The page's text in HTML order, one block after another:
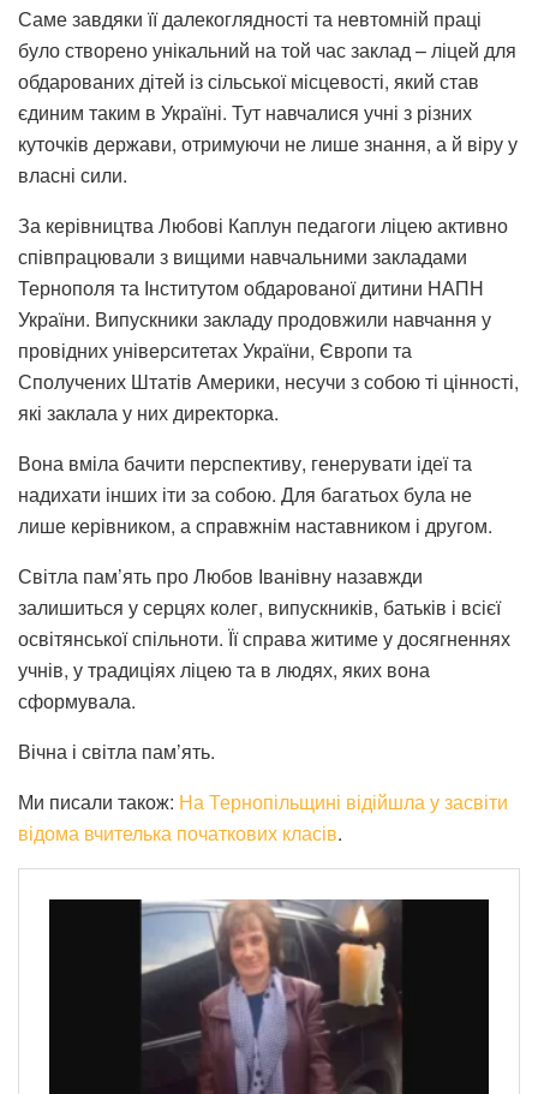
Саме завдяки її далекоглядності та невтомній праці
було створено унікальний на той час заклад – ліцей для
обдарованих дітей із сільської місцевості, який став
єдиним таким в Україні. Тут навчалися учні з різних
куточків держави, отримуючи не лише знання, а й віру у
власні сили.
За керівництва Любові Каплун педагоги ліцею активно
співпрацювали з вищими навчальними закладами
Тернополя та Інститутом обдарованої дитини НАПН
України. Випускники закладу продовжили навчання у
провідних університетах України, Європи та
Сполучених Штатів Америки, несучи з собою ті цінності,
які заклала у них директорка.
Вона вміла бачити перспективу, генерувати ідеї та
надихати інших іти за собою. Для багатьох була не
лише керівником, а справжнім наставником і другом.
Світла пам’ять про Любов Іванівну назавжди
залишиться у серцях колег, випускників, батьків і всієї
освітянської спільноти. Її справа житиме у досягненнях
учнів, у традиціях ліцею та в людях, яких вона
сформувала.
Вічна і світла пам’ять.
Ми писали також: На Тернопільщині відійшла у засвіти
відома вчителька початкових класів.